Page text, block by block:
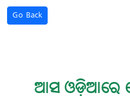
Go Back
ଆସ ଓଡ଼ିଆରେ